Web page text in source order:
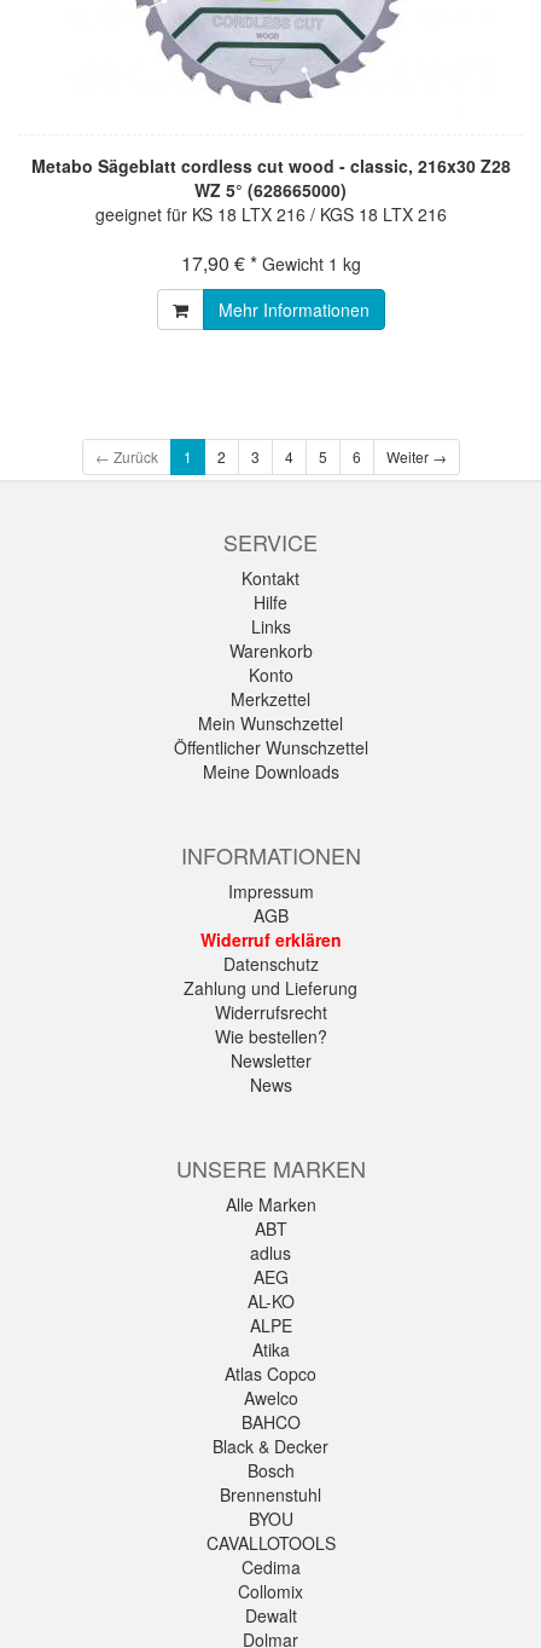
Metabo Sägeblatt cordless cut wood - classic, 216x30 Z28
WZ 5° (628665000)
geeignet für KS 18 LTX 216 / KGS 18 LTX 216
17,90 € * Gewicht 1 kg
Mehr Informationen
← Zurück 1 2 3 4 5 6 Weiter →
SERVICE
Kontakt
Hilfe
Links
Warenkorb
Konto
Merkzettel
Mein Wunschzettel
Öffentlicher Wunschzettel
Meine Downloads
INFORMATIONEN
Impressum
AGB
Widerruf erklären
Datenschutz
Zahlung und Lieferung
Widerrufsrecht
Wie bestellen?
Newsletter
News
UNSERE MARKEN
Alle Marken
ABT
adlus
AEG
AL-KO
ALPE
Atika
Atlas Copco
Awelco
BAHCO
Black & Decker
Bosch
Brennenstuhl
BYOU
CAVALLOTOOLS
Cedima
Collomix
Dewalt
Dolmar